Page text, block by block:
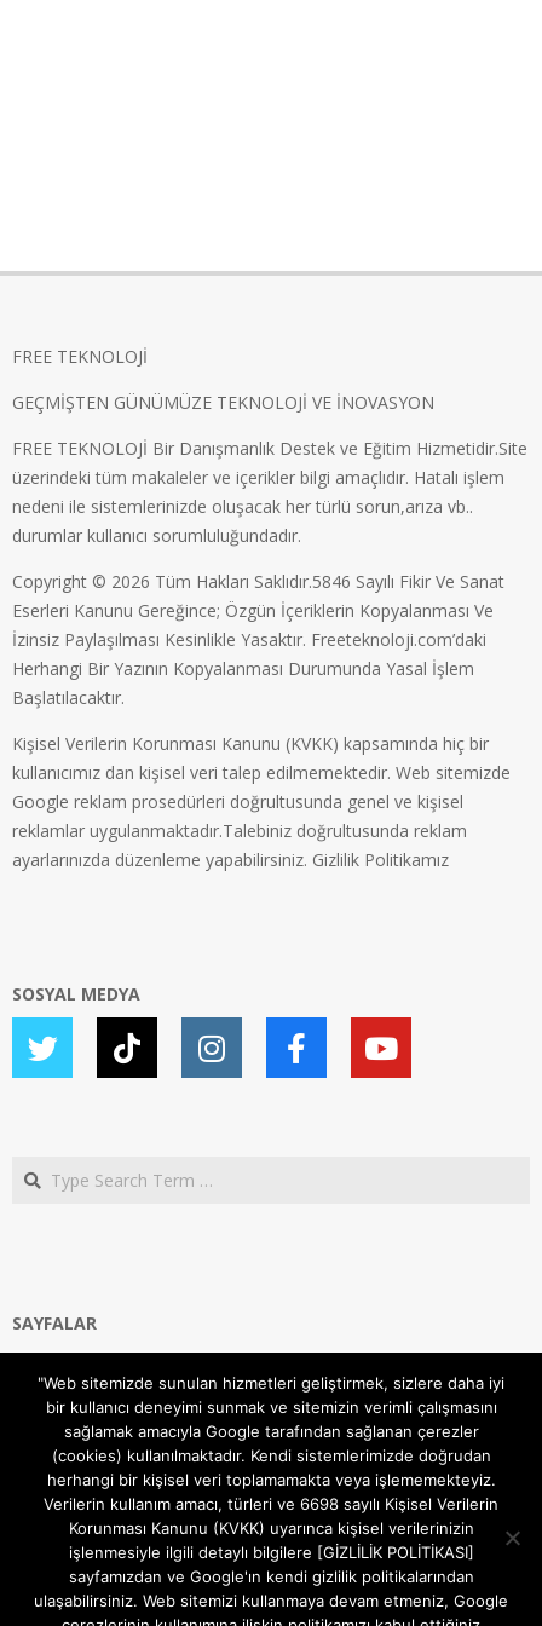
FREE TEKNOLOJİ
GEÇMİŞTEN GÜNÜMÜZE TEKNOLOJİ VE İNOVASYON
FREE TEKNOLOJİ Bir Danışmanlık Destek ve Eğitim Hizmetidir.Site
üzerindeki tüm makaleler ve içerikler bilgi amaçlıdır. Hatalı işlem
nedeni ile sistemlerinizde oluşacak her türlü sorun,arıza vb..
durumlar kullanıcı sorumluluğundadır.
Copyright © 2026 Tüm Hakları Saklıdır.5846 Sayılı Fikir Ve Sanat
Eserleri Kanunu Gereğince; Özgün İçeriklerin Kopyalanması Ve
İzinsiz Paylaşılması Kesinlikle Yasaktır. Freeteknoloji.com’daki
Herhangi Bir Yazının Kopyalanması Durumunda Yasal İşlem
Başlatılacaktır.
Kişisel Verilerin Korunması Kanunu (KVKK) kapsamında hiç bir
kullanıcımız dan kişisel veri talep edilmemektedir. Web sitemizde
Google reklam prosedürleri doğrultusunda genel ve kişisel
reklamlar uygulanmaktadır.Talebiniz doğrultusunda reklam
ayarlarınızda düzenleme yapabilirsiniz. Gizlilik Politikamız
SOSYAL MEDYA
Search
SAYFALAR
Gizlilik ve Çerezler (Cookies) Politikası
Hakkımızda
İletişim Kanalları
MODEM KURULUM
TEKNİK DESTEK
TELEVİZYON SİSTEMLERİ
"Web sitemizde sunulan hizmetleri geliştirmek, sizlere daha iyi
bir kullanıcı deneyimi sunmak ve sitemizin verimli çalışmasını
sağlamak amacıyla Google tarafından sağlanan çerezler
(cookies) kullanılmaktadır. Kendi sistemlerimizde doğrudan
herhangi bir kişisel veri toplamamakta veya işlememekteyiz.
Verilerin kullanım amacı, türleri ve 6698 sayılı Kişisel Verilerin
Korunması Kanunu (KVKK) uyarınca kişisel verilerinizin
işlenmesiyle ilgili detaylı bilgilere [GİZLİLİK POLİTİKASI]
sayfamızdan ve Google'ın kendi gizlilik politikalarından
ulaşabilirsiniz. Web sitemizi kullanmaya devam etmeniz, Google